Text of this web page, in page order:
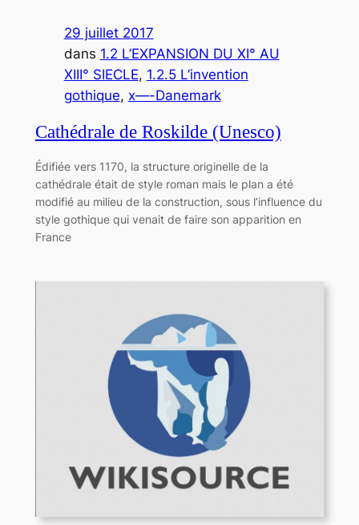
29 juillet 2017
dans 1.2 L’EXPANSION DU XI° AU
XIII° SIECLE, 1.2.5 L’invention
gothique, x—-Danemark
Cathédrale de Roskilde (Unesco)
Édifiée vers 1170, la structure originelle de la
cathédrale était de style roman mais le plan a été
modifié au milieu de la construction, sous l’influence du
style gothique qui venait de faire son apparition en
France